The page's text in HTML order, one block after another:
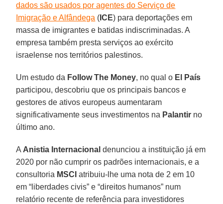
dados são usados ​​por agentes do Serviço de
Imigração e Alfândega ( ICE) para deportações em
massa de imigrantes e batidas indiscriminadas. A
empresa também presta serviços ao exército
israelense nos territórios palestinos.
Um estudo da Follow The Money, no qual o El País
participou, descobriu que os principais bancos e
gestores de ativos europeus aumentaram
significativamente seus investimentos na Palantir no
último ano.
A Anistia Internacional denunciou a instituição já em
2020 por não cumprir os padrões internacionais, e a
consultoria MSCI atribuiu-lhe uma nota de 2 em 10
em “liberdades civis” e “direitos humanos” num
relatório recente de referência para investidores